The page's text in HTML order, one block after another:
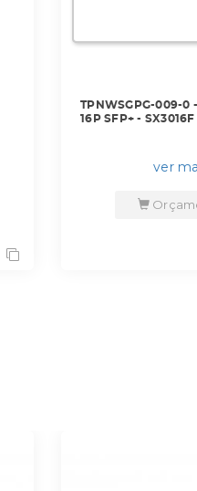
TPNWSGPG-009-0
16P SFP+ -
ver